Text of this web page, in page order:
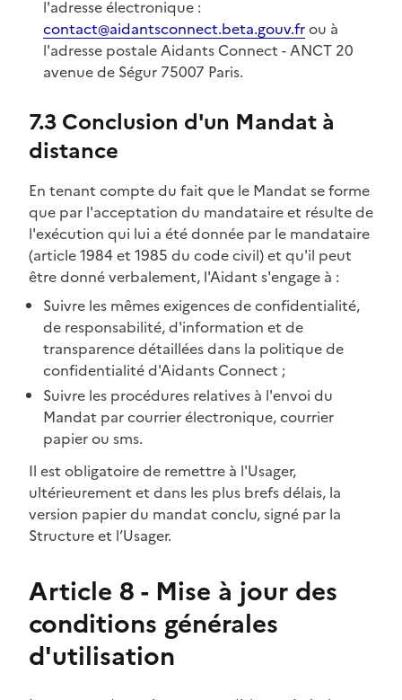
l'adresse électronique :
contact@aidantsconnect.beta.gouv.frou à
l'adresse postale Aidants Connect - ANCT 20
avenue de Ségur 75007 Paris.
7.3 Conclusion d'un Mandat à
distance
En tenant compte du fait que le Mandat se forme
que par l'acceptation du mandataire et résulte de
l'exécution qui lui a été donnée par le mandataire
(article 1984 et 1985 du code civil) et qu'il peut
être donné verbalement, l'Aidant s'engage à :
Suivre les mêmes exigences de confidentialité,
de responsabilité, d'information et de
transparence détaillées dans la politique de
confidentialité d'Aidants Connect ;
Suivre les procédures relatives à l'envoi du
Mandat par courrier électronique, courrier
papier ou sms.
Il est obligatoire de remettre à l'Usager,
ultérieurement et dans les plus brefs délais, la
version papier du mandat conclu, signé par la
Structure et l’Usager.
Article 8 - Mise à jour des
conditions générales
d'utilisation